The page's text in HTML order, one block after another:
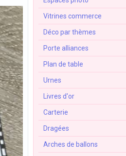
Vitrines commerce
Déco par thèmes
Porte alliances
Plan de table
Urnes
Livres d'or
Carterie
Dragées
Arches de ballons